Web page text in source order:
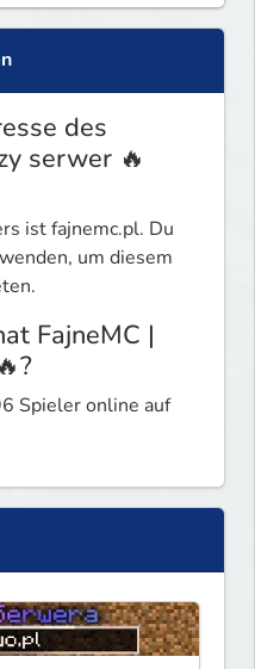
des
serwer 🔥
ist fajnemc.pl. Du
um diesem
FajneMC |
Spieler online auf